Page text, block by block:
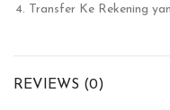
Transfer Ke Rekening
REVIEWS (0)